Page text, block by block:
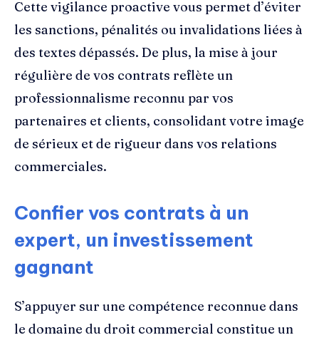
Cette vigilance proactive vous permet d’éviter
les sanctions, pénalités ou invalidations liées à
des textes dépassés. De plus, la mise à jour
régulière de vos contrats reflète un
professionnalisme reconnu par vos
partenaires et clients, consolidant votre image
de sérieux et de rigueur dans vos relations
commerciales.
Confier vos contrats à un
expert, un investissement
gagnant
S’appuyer sur une compétence reconnue dans
le domaine du droit commercial constitue un